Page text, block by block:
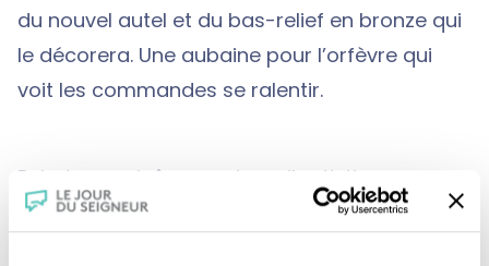
du nouvel autel et du bas-relief en bronze qui
le décorera. Une aubaine pour l’orfèvre qui
voit les commandes se ralentir.
Peindre une icône : un travail artistique
enseigné par Françoise Coustaury à des